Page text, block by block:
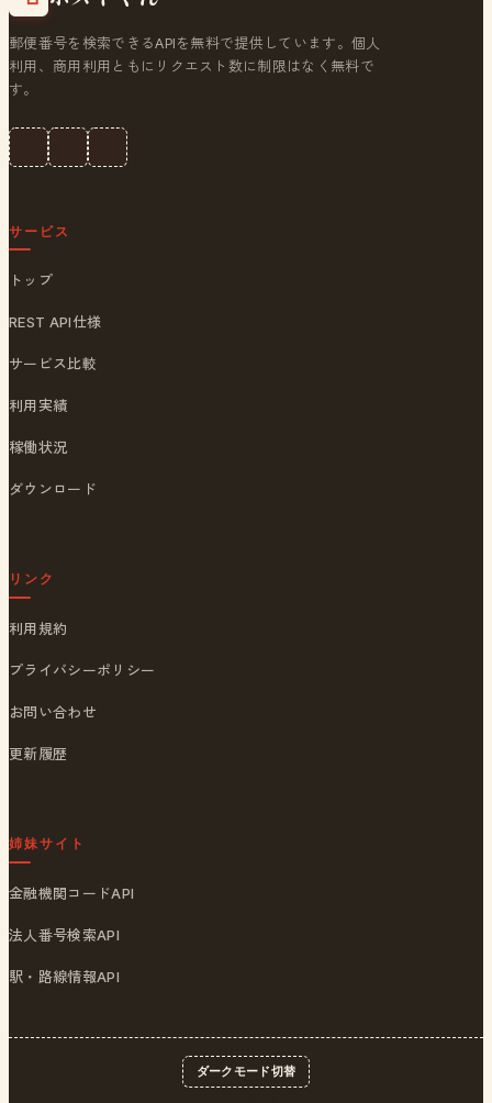
郵便番号を検索できるAPIを無料で提供しています。個人
利用、商用利用ともにリクエスト数に制限はなく無料で
す。
サービス
トップ
REST API仕様
サービス比較
利用実績
稼働状況
ダウンロード
リンク
利用規約
プライバシーポリシー
お問い合わせ
更新履歴
姉妹サイト
金融機関コードAPI
法人番号検索API
駅・路線情報API
ダークモード切替